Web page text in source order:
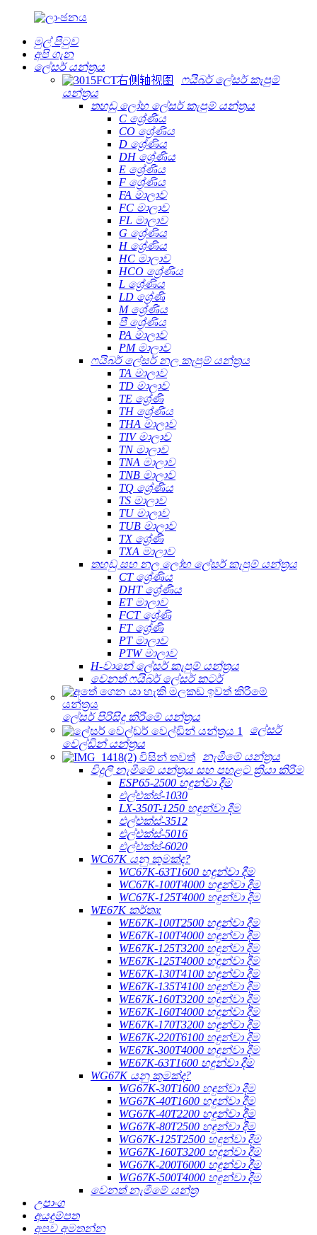
මුල් පිටුව
අපි ගැන
ලේසර් යන්ත්‍රය
ෆයිබර් ලේසර් කැපුම්
යන්ත්‍රය
තහඩු ලෝහ ලේසර් කැපුම් යන්ත්‍රය
C ශ්‍රේණිය
CO ශ්‍රේණිය
D ශ්‍රේණිය
DH ශ්‍රේණිය
E ශ්‍රේණිය
F ශ්‍රේණිය
FA මාලාව
FC මාලාව
FL මාලාව
G ශ්‍රේණිය
H ශ්‍රේණිය
HC මාලාව
HCO ශ්‍රේණිය
L ශ්‍රේණිය
LD ශ්‍රේණි
M ශ්‍රේණිය
පී ශ්‍රේණිය
PA මාලාව
PM මාලාව
ෆයිබර් ලේසර් නල කැපුම් යන්ත්‍රය
TA මාලාව
TD මාලාව
TE ශ්‍රේණි
TH ශ්‍රේණිය
THA මාලාව
TIV මාලාව
TN මාලාව
TNA මාලාව
TNB මාලාව
TQ ශ්‍රේණිය
TS මාලාව
TU මාලාව
TUB මාලාව
TX ශ්‍රේණි
TXA මාලාව
තහඩු සහ නල ලෝහ ලේසර් කැපුම් යන්ත්‍රය
CT ශ්‍රේණිය
DHT ශ්‍රේණිය
ET මාලාව
FCT ශ්‍රේණි
FT ශ්‍රේණි
PT මාලාව
PTW මාලාව
H-වානේ ලේසර් කැපුම් යන්ත්‍රය
වෙනත් ෆයිබර් ලේසර් කටර්
ලේසර් පිරිසිදු කිරීමේ යන්ත්‍රය
ලේසර්
වෙල්ඩින් යන්ත්‍රය
නැමීමේ යන්ත්‍රය
විදුලි නැමීමේ යන්ත්‍රය සහ පහළට ක්‍රියා කිරීම
ESP65-2500 හඳුන්වා දීම
එල්එක්ස්-1030
LX-350T-1250 හඳුන්වා දීම
එල්එක්ස්-3512
එල්එක්ස්-5016
එල්එක්ස්-6020
WC67K යනු කුමක්ද?
WC67K-63T1600 හඳුන්වා දීම
WC67K-100T4000 හඳුන්වා දීම
WC67K-125T4000 හඳුන්වා දීම
WE67K කර්තෘ:
WE67K-100T2500 හඳුන්වා දීම
WE67K-100T4000 හඳුන්වා දීම
WE67K-125T3200 හඳුන්වා දීම
WE67K-125T4000 හඳුන්වා දීම
WE67K-130T4100 හඳුන්වා දීම
WE67K-135T4100 හඳුන්වා දීම
WE67K-160T3200 හඳුන්වා දීම
WE67K-160T4000 හඳුන්වා දීම
WE67K-170T3200 හඳුන්වා දීම
WE67K-220T6100 හඳුන්වා දීම
WE67K-300T4000 හඳුන්වා දීම
WE67K-63T1600 හඳුන්වා දීම
WG67K යනු කුමක්ද?
WG67K-30T1600 හඳුන්වා දීම
WG67K-40T1600 හඳුන්වා දීම
WG67K-40T2200 හඳුන්වා දීම
WG67K-80T2500 හඳුන්වා දීම
WG67K-125T2500 හඳුන්වා දීම
WG67K-160T3200 හඳුන්වා දීම
WG67K-200T6000 හඳුන්වා දීම
WG67K-500T4000 හඳුන්වා දීම
වෙනත් නැමීමේ යන්ත්‍ර
උපාංග
අයදුම්පත
අපව අමතන්න